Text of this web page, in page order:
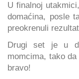
U finalnoj
domaćina, posle
preokrenuli
Drugi set je u
momcima, tako
bravo!